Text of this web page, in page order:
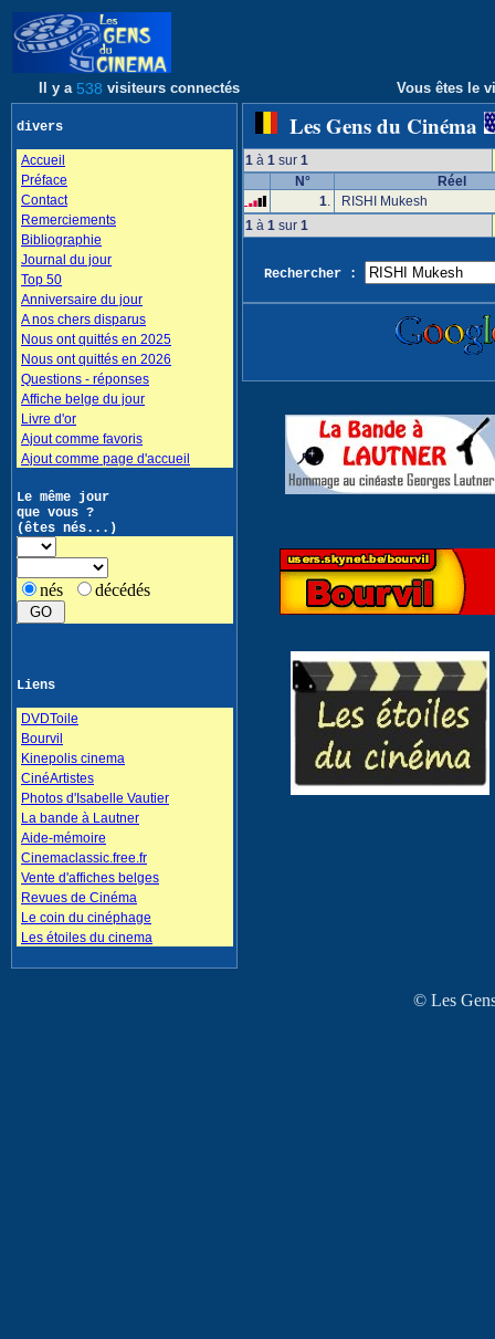
Il y a 538 visiteurs connectés Vous êtes le
divers
Accueil
Préface
Contact
Remerciements
Bibliographie
Journal du jour
Top 50
Anniversaire du jour
A nos chers disparus
Nous ont quittés en 2025
Nous ont quittés en 2026
Questions - réponses
Affiche belge du jour
Livre d'or
Ajout comme favoris
Ajout comme page d'accueil
Le même jour
que vous ?
(êtes nés...)
nés décédés
Liens
DVDToile
Bourvil
Kinepolis cinema
CinéArtistes
Photos d'Isabelle Vautier
La bande à Lautner
Aide-mémoire
Cinemaclassic.free.fr
Vente d'affiches belges
Revues de Cinéma
Le coin du cinéphage
Les étoiles du cinema
Les Gens du Cinéma
1 à 1 sur 1
N°
Réel
1.
RISHI Mukesh
1 à 1 sur 1
Rechercher :
© Les